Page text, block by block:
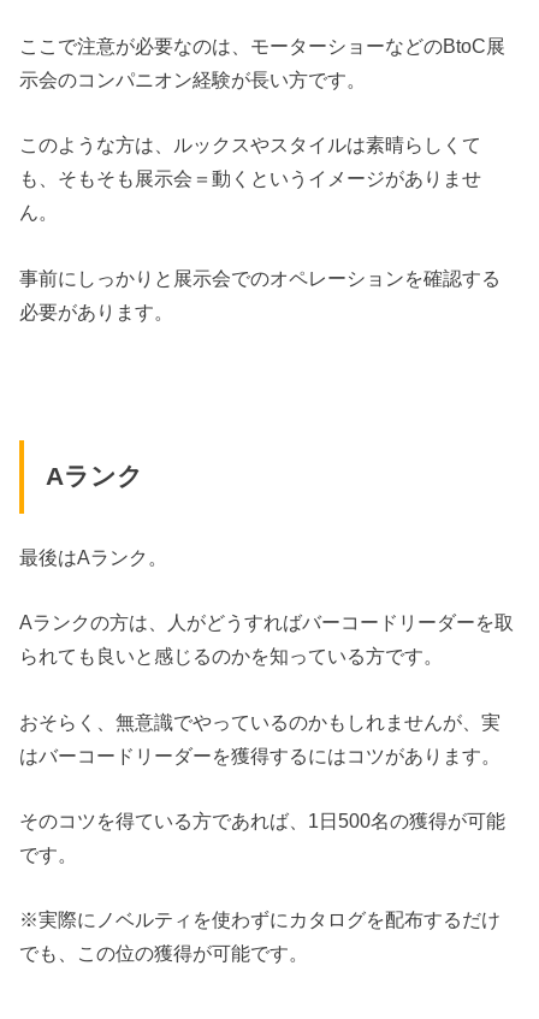
ここで注意が必要なのは、モーターショーなどのBtoC展
示会のコンパニオン経験が長い方です。
このような方は、ルックスやスタイルは素晴らしくて
も、そもそも展示会＝動くというイメージがありませ
ん。
事前にしっかりと展示会でのオペレーションを確認する
必要があります。
Aランク
最後はAランク。
Aランクの方は、人がどうすればバーコードリーダーを取
られても良いと感じるのかを知っている方です。
おそらく、無意識でやっているのかもしれませんが、実
はバーコードリーダーを獲得するにはコツがあります。
そのコツを得ている方であれば、1日500名の獲得が可能
です。
※実際にノベルティを使わずにカタログを配布するだけ
でも、この位の獲得が可能です。